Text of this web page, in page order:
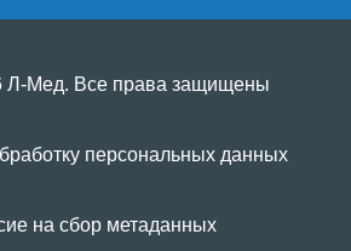
Л-Мед. Все права защищены
персональных данных
на сбор метаданных